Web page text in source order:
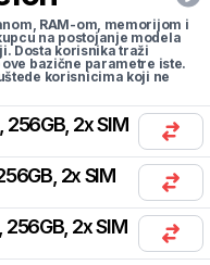
RAM-om, memorijom i
na postojanje modela
Dosta korisnika traži
bazične parametre iste.
korisnicima koji ne
256GB, 2x SIM
2x SIM
256GB, 2x SIM